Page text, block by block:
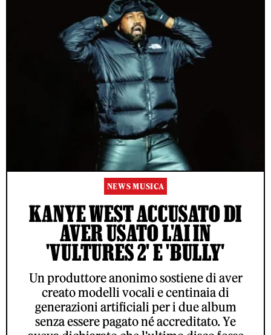
NEWS MUSICA
KANYE WEST ACCUSATO DI
AVER USATO L'AI IN
'VULTURES 2' E 'BULLY'
Un produttore anonimo sostiene di aver
creato modelli vocali e centinaia di
generazioni artificiali per i due album
senza essere pagato né accreditato. Ye